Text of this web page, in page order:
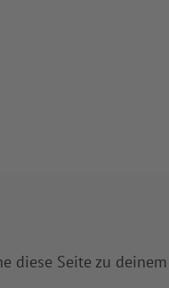
diese Seite zu